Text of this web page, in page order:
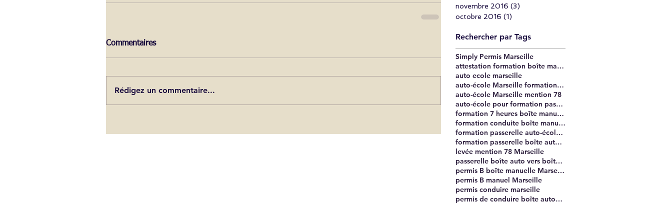
Commentaires
Rédigez un commentaire...
novembre 2016 (3)
octobre 2016 (1)
Rechercher par Tags
Simply Permis Marseille
attestation formation boîte manuelle Marseille
auto ecole marseille
auto-école Marseille formation passerelle 7 heures
auto-école Marseille mention 78
auto-école pour formation passerelle Marseille
formation 7 heures boîte manuelle Marseille
formation conduite boîte manuelle Marseille
formation passerelle auto-école Marseille
formation passerelle boîte automatique à boîte manuelle Marseille
levée mention 78 Marseille
passerelle boîte auto vers boîte manuelle Marseille
permis B boîte manuelle Marseille
permis B manuel Marseille
permis conduire marseille
permis de conduire boîte automatique à manuelle Marseille